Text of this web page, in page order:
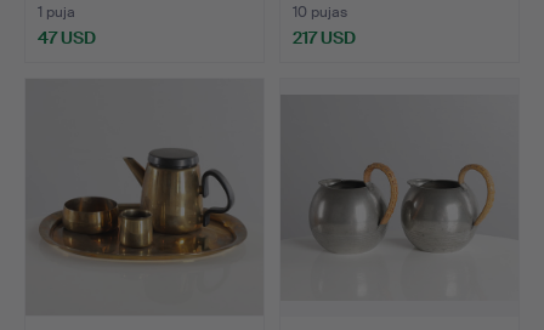
1 puja
47 USD
10 pujas
217 USD